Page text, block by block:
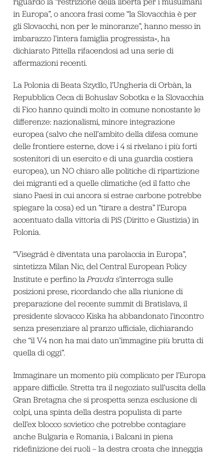
in Europa”, o ancora frasi come “la Slovacchia è per
gli Slovacchi, non per le minoranze”, hanno messo in
imbarazzo l’intera famiglia progressista», ha
dichiarato Pittella rifacendosi ad una serie di
affermazioni recenti.
La Polonia di Beata Szydlo, l’Ungheria di Orbàn, la
Repubblica Ceca di Bohuslav Sobotka e la Slovacchia
di Fico hanno quindi molto in comune nonostante le
differenze: nazionalismi, minore integrazione
europea (salvo che nell’ambito della difesa comune
delle frontiere esterne, dove i 4 si rivelano i più forti
sostenitori di un esercito e di una guardia costiera
europea), un NO chiaro alle politiche di ripartizione
dei migranti ed a quelle climatiche (ed il fatto che
siano Paesi in cui ancora si estrae carbone potrebbe
spiegare la cosa) ed un “tirare a destra” l’Europa
accentuato dalla vittoria di PiS (Diritto e Giustizia) in
Polonia.
“Visegrád è diventata una parolaccia in Europa”,
sintetizza Milan Nic, del Central European Policy
Institute e perfino laPravda s’interroga sulle
posizioni prese, ricordando che alla riunione di
preparazione del recente summit di Bratislava, il
presidente slovacco Kiska ha abbandonato l’incontro
senza presenziare al pranzo ufficiale, dichiarando
che “il V4 non ha mai dato un’immagine più brutta di
quella di oggi”.
Immaginare un momento più complicato per l’Europa
appare difficile. Stretta tra il negoziato sull’uscita della
Gran Bretagna che si prospetta senza esclusione di
colpi, una spinta della destra populista di parte
dell’ex blocco sovietico che potrebbe contagiare
anche Bulgaria e Romania, i Balcani in piena
ridefinizione dei ruoli – la destra croata che inneggia